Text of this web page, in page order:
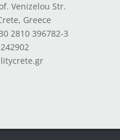
Venizelou Str.
Greece
2810 396782-3